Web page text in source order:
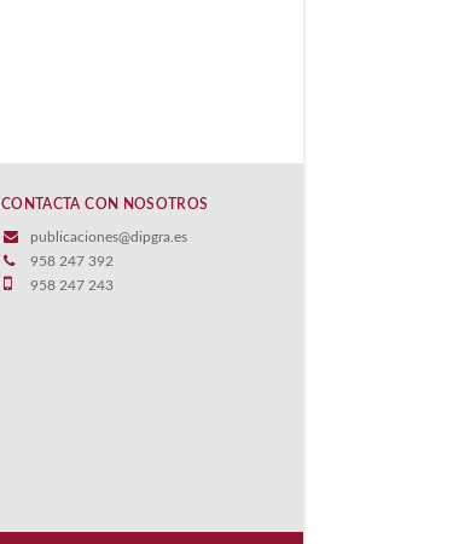
CONTACTA CON NOSOTROS
publicaciones@dipgra.es
958 247 392
958 247 243